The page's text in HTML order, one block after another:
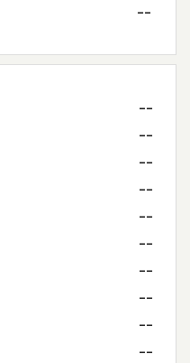
--
--
--
--
--
--
--
--
--
--
--